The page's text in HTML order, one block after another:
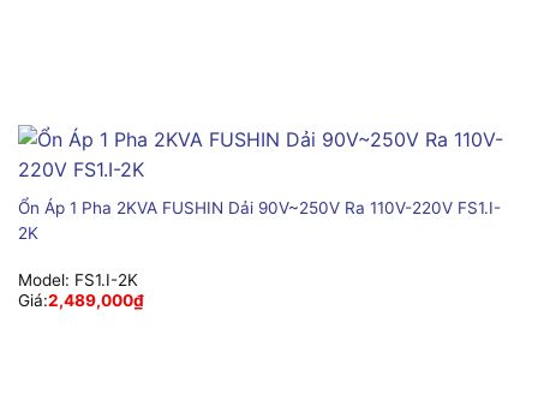
Ổn Áp 1 Pha 2KVA FUSHIN Dải 90V~250V Ra 110V-220V FS1.I-
2K
Model: FS1.I-2K
Giá:2,489,000₫